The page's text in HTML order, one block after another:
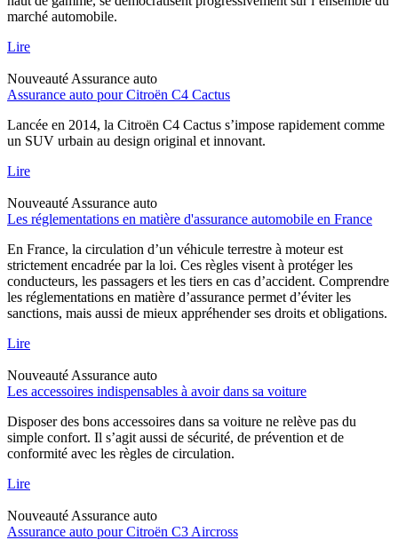
marché automobile.
Lire
Nouveauté Assurance auto
Assurance auto pour Citroën C4 Cactus
Lancée en 2014, la Citroën C4 Cactus s’impose rapidement comme
un SUV urbain au design original et innovant.
Lire
Nouveauté Assurance auto
Les réglementations en matière d'assurance automobile en France
En France, la circulation d’un véhicule terrestre à moteur est
strictement encadrée par la loi. Ces règles visent à protéger les
conducteurs, les passagers et les tiers en cas d’accident. Comprendre
les réglementations en matière d’assurance permet d’éviter les
sanctions, mais aussi de mieux appréhender ses droits et obligations.
Lire
Nouveauté Assurance auto
Les accessoires indispensables à avoir dans sa voiture
Disposer des bons accessoires dans sa voiture ne relève pas du
simple confort. Il s’agit aussi de sécurité, de prévention et de
conformité avec les règles de circulation.
Lire
Nouveauté Assurance auto
Assurance auto pour Citroën C3 Aircross